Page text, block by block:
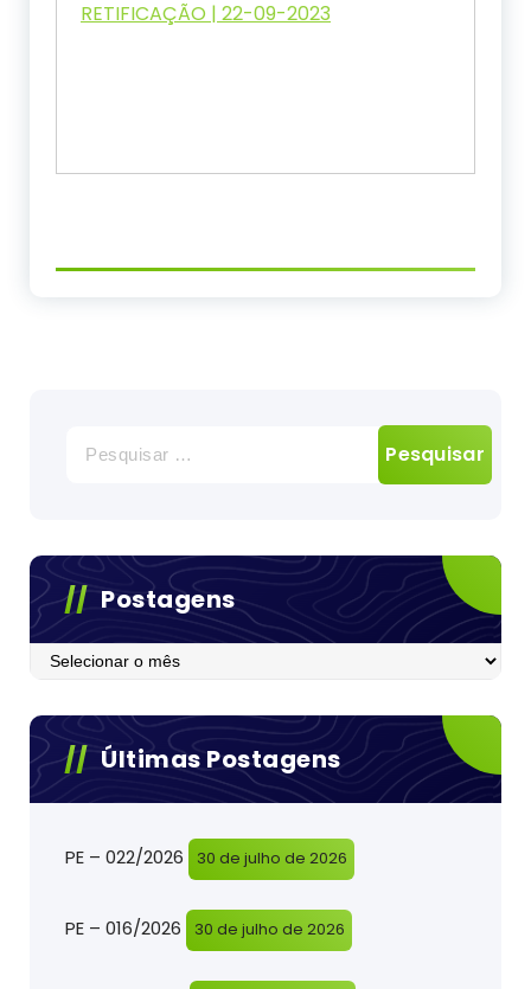
RETIFICAÇÃO | 22-09-2023
por:
Postagens
Postagens
Últimas Postagens
PE – 022/2026 30 de julho de 2026
PE – 016/2026 30 de julho de 2026